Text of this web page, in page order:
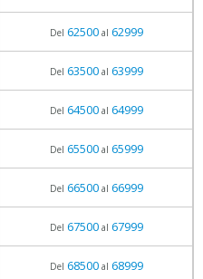
Del 62500al 62999
Del 63500al 63999
Del 64500al 64999
Del 65500al 65999
Del 66500al 66999
Del 67500al 67999
Del 68500al 68999